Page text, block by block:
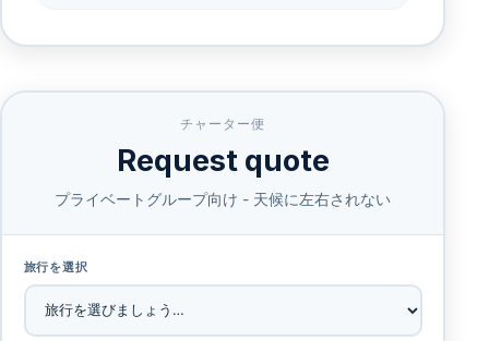
チャーター便
Request quote
プライベートグループ向け - 天候に左右されない
旅行を選択